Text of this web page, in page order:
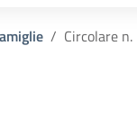
Circolare